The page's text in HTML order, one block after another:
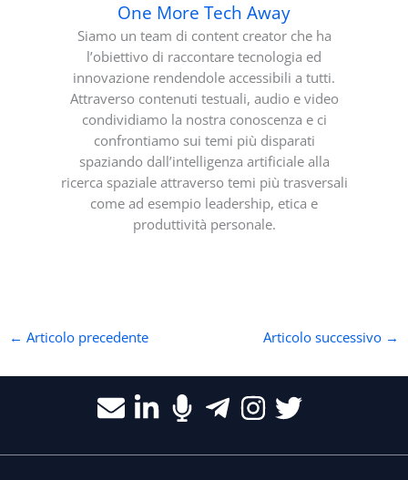
One More Tech Away
Siamo un team di content creator che ha
l’obiettivo di raccontare tecnologia ed
innovazione rendendole accessibili a tutti.
Attraverso contenuti testuali, audio e video
condividiamo la nostra conoscenza e ci
confrontiamo sui temi più disparati
spaziando dall’intelligenza artificiale alla
ricerca spaziale attraverso temi più trasversali
come ad esempio leadership, etica e
produttività personale.
← Articolo precedente Articolo successivo →